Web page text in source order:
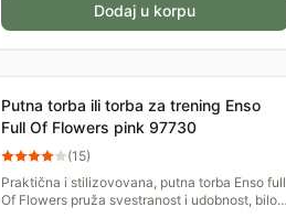
Dodaj u korpu
Putna torba ili torba za trening Enso
Full Of Flowers pink 97730
(15)
Praktična i stilizovovana, putna torba Enso full
Of Flowers pruža svestranost i udobnost, bilo